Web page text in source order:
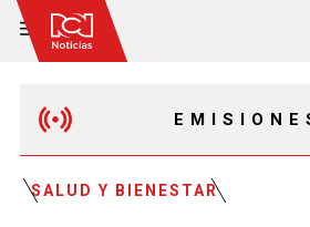
MAÑANA
SALUD Y BIENESTAR